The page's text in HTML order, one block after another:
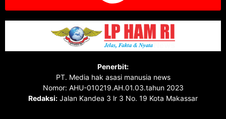
Penerbit:
PT. Media hak asasi manusia news
Nomor: AHU-010219.AH.01.03.tahun 2023
Redaksi: Jalan Kandea 3 lr 3 No. 19 Kota Makassar